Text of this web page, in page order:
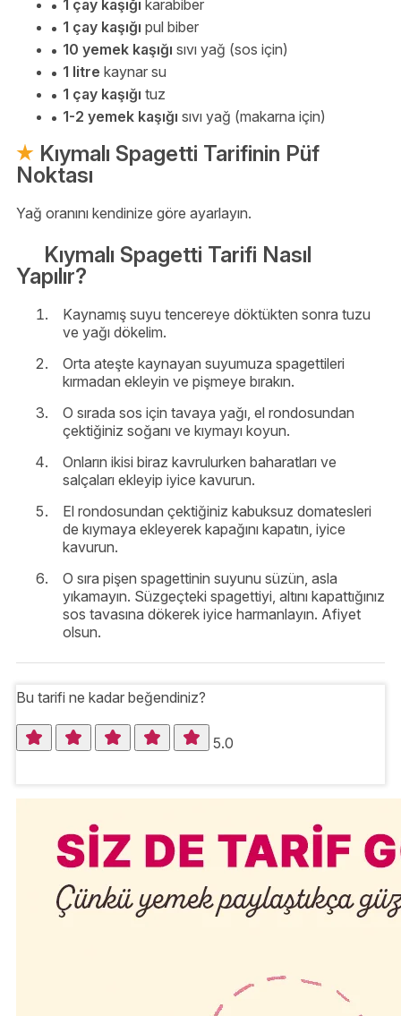
1 çay kaşığı karabiber
1 çay kaşığı pul biber
10 yemek kaşığı sıvı yağ (sos için)
1 litre kaynar su
1 çay kaşığı tuz
1-2 yemek kaşığı sıvı yağ (makarna için)
Kıymalı Spagetti Tarifinin Püf
Noktası
Yağ oranını kendinize göre ayarlayın.
Kıymalı Spagetti Tarifi Nasıl
Yapılır?
Kaynamış suyu tencereye döktükten sonra tuzu
ve yağı dökelim.
Orta ateşte kaynayan suyumuza spagettileri
kırmadan ekleyin ve pişmeye bırakın.
O sırada sos için tavaya yağı, el rondosundan
çektiğiniz soğanı ve kıymayı koyun.
Onların ikisi biraz kavrulurken baharatları ve
salçaları ekleyip iyice kavurun.
El rondosundan çektiğiniz kabuksuz domatesleri
de kıymaya ekleyerek kapağını kapatın, iyice
kavurun.
O sıra pişen spagettinin suyunu süzün, asla
yıkamayın. Süzgeçteki spagettiyi, altını kapattığınız
sos tavasına dökerek iyice harmanlayın. Afiyet
olsun.
Bu tarifi ne kadar beğendiniz?
5.0